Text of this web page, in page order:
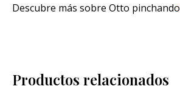
Descubre más sobre Otto pinchando
Productos relacionados